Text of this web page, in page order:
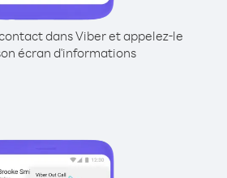
dans Viber et appelez-le
écran d'informations